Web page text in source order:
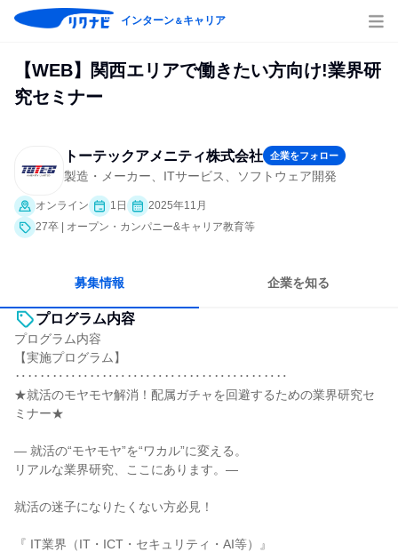
インターン＆キャリア
【WEB】関西エリアで働きたい方向け!業界研
究セミナー
トーテックアメニティ株式会社 企業をフォロー
製造・メーカー、ITサービス、ソフトウェア開発
オンライン 1日
2025年11月
27卒 | オープン・カンパニー&キャリア教育等
募集情報 企業を知る
プログラム内容
プログラム内容
【実施プログラム】
‥‥‥‥‥‥‥‥‥‥‥‥‥‥‥‥‥‥‥‥‥‥
★就活のモヤモヤ解消！配属ガチャを回避するための業界研究セ
ミナー★
― 就活の“モヤモヤ”を“ワカル”に変える。
リアルな業界研究、ここにあります。―
就活の迷子になりたくない方必見！
『 IT業界（IT・ICT・セキュリティ・AI等）』